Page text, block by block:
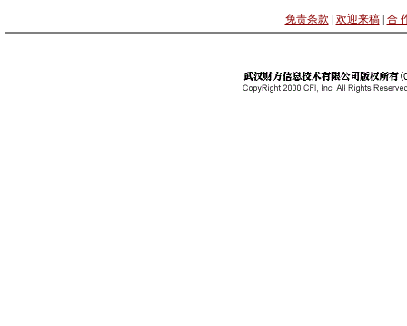
免责条款 欢迎来稿| 合